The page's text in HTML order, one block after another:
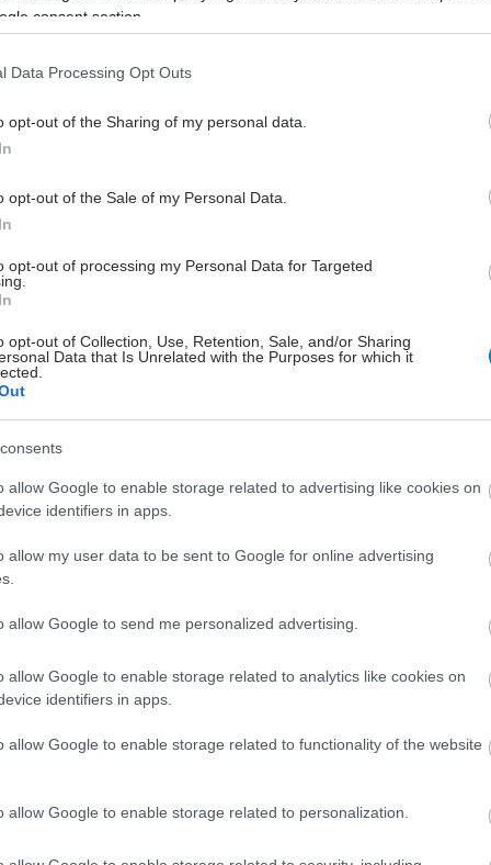
consent section.
Data Processing Opt Outs
opt-out of the Sharing of my personal data.
opt-out of the Sale of my Personal Data.
opt-out of processing my Personal Data for Targeted
opt-out of Collection, Use, Retention, Sale, and/or Sharing
Data that Is Unrelated with the Purposes for which it
allow Google to enable storage related to advertising like cookies on
identifiers in apps.
allow my user data to be sent to Google for online advertising
allow Google to send me personalized advertising.
allow Google to enable storage related to analytics like cookies on
identifiers in apps.
allow Google to enable storage related to functionality of the website
allow Google to enable storage related to personalization.
του συγχρωτισμού και προτίμηση ανοιχτών
και προσωπικής υγιεινής.
των ευπαθών ομάδων.
σε κλειστούς χώρους που έχουν
ιχνηλάτηση και απομόνωση των διαγνωσμένων
επιτήρηση με ιδιαίτερη βαρύτητα σε
υψηλού κινδύνου για σοβαρό Covid-19 ή
τήρηση των παραπάνω μέτρων αποτελεί την
μας πιθανότητα να αποφύγουμε την έλευση ενός
κύματος, το οποίο είναι πιθανό να συμβεί ακόμα
στον καλοκαίρι.
αλλά και κάθε απώλεια στη συμμόρφωσή
θανάτων, ενώ εμμέσως θα πλήξει και την
το iatronet.gr στο Discover
σήμερα
σκεύη και υγεία: Τι δείχνουν οι νέες μελέτες